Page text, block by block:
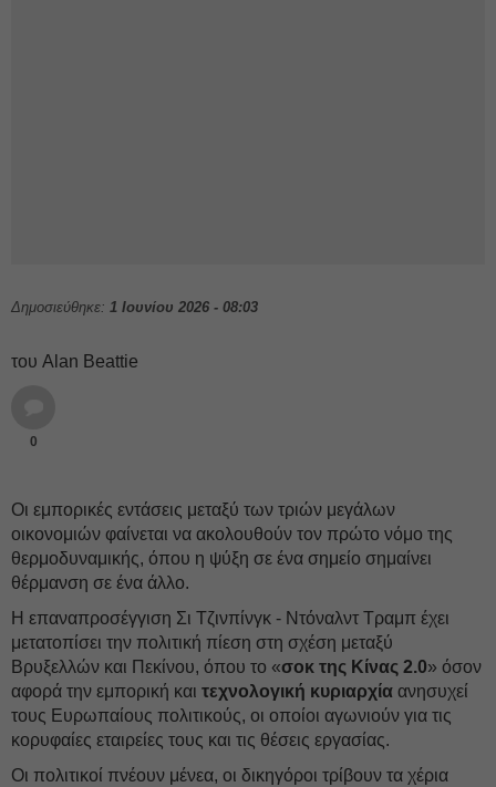
Δημοσιεύθηκε: 1 Ιουνίου 2026 - 08:03
του Alan Beattie
0
Οι εμπορικές εντάσεις μεταξύ των τριών μεγάλων
οικονομιών φαίνεται να ακολουθούν τον πρώτο νόμο της
θερμοδυναμικής, όπου η ψύξη σε ένα σημείο σημαίνει
θέρμανση σε ένα άλλο.
Η επαναπροσέγγιση Σι Τζινπίνγκ - Ντόναλντ Τραμπ έχει
μετατοπίσει την πολιτική πίεση στη σχέση μεταξύ
Βρυξελλών και Πεκίνου, όπου το «σοκ της Κίνας 2.0» όσον
αφορά την εμπορική και τεχνολογική κυριαρχία ανησυχεί
τους Ευρωπαίους πολιτικούς, οι οποίοι αγωνιούν για τις
κορυφαίες εταιρείες τους και τις θέσεις εργασίας.
Οι πολιτικοί πνέουν μένεα, οι δικηγόροι τρίβουν τα χέρια